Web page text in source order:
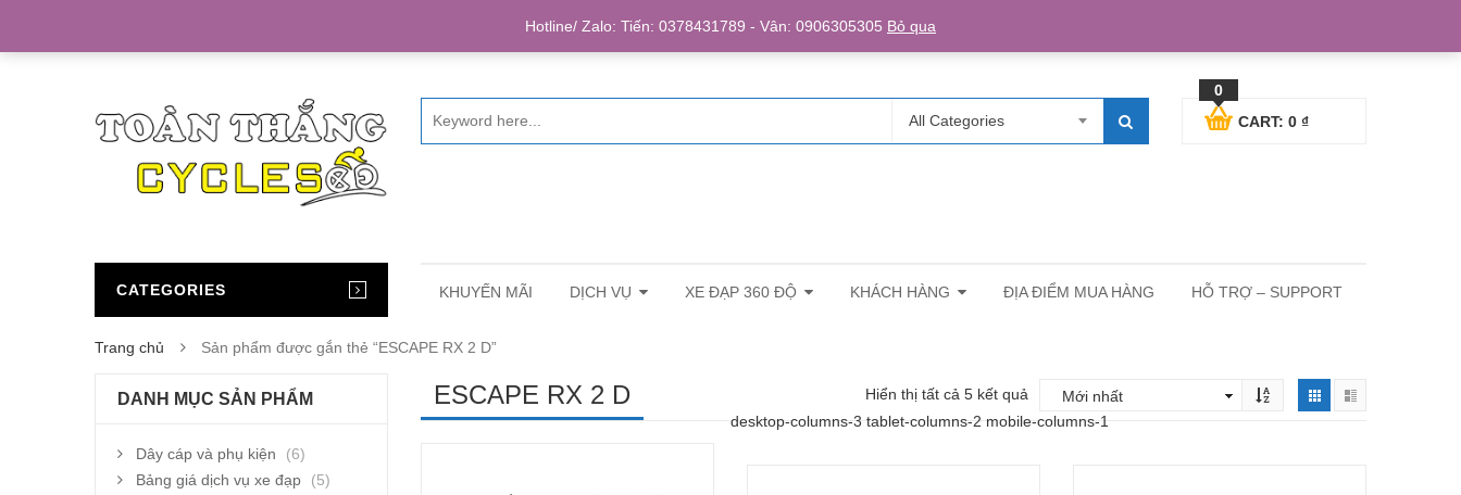
Login/Register
All Categories
0
CART: 0 ₫
CATEGORIES KHUYẾN MÃI DỊCH VỤ XE ĐẠP 360 ĐỘ KHÁCH HÀNG ĐỊA ĐIỂM MUA HÀNG HỖ TRỢ – SUPPORT
Trang chủ Sản phẩm được gắn thẻ “ESCAPE RX 2 D”
ESCAPE RX 2 D
Hiển thị tất cả 5 kết quả
desktop-columns-3 tablet-columns-2 mobile-columns-1
DANH MỤC SẢN PHẨM
Dây cáp và phụ kiện
(6)
Bảng giá dịch vụ xe đạp
(5)
Hotline/ Zalo: Tiến: 0378431789 - Vân: 0906305305 Bỏ qua